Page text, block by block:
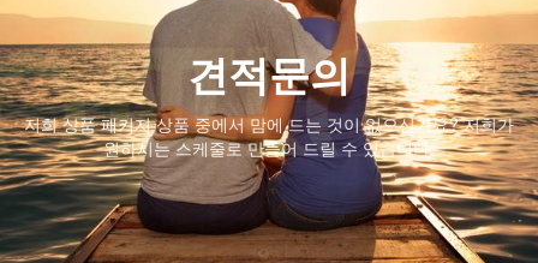
견적문의
저희 상품 패키지 상품 중에서 맘에 드는 것이 없으신가요? 저희가
원하시는 스케줄로 만들어 드릴 수 있습니다.